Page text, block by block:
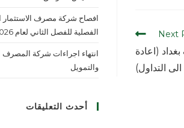
Next
(اعادة
التداول)
افصاح شركة مصرف الاستثمار
الفصلية للفصل الثاني لعام 2026
انتهاء اجراءات شركة المصرف
والتمويل
أحدث التعليقات